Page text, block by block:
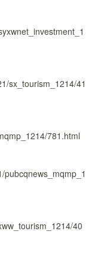
sx_tourism_1214/41
781.html
pubcqnews_mqmp_1
40